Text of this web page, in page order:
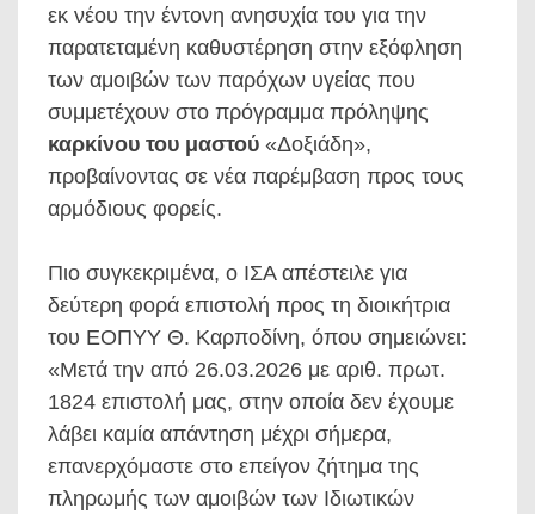
εκ νέου την έντονη ανησυχία του για την
παρατεταμένη καθυστέρηση στην εξόφληση
των αμοιβών των παρόχων υγείας που
συμμετέχουν στο πρόγραμμα πρόληψης
καρκίνου του μαστού «Δοξιάδη»,
προβαίνοντας σε νέα παρέμβαση προς τους
αρμόδιους φορείς.
Πιο συγκεκριμένα, ο ΙΣΑ απέστειλε για
δεύτερη φορά επιστολή προς τη διοικήτρια
του ΕΟΠΥΥ Θ. Καρποδίνη, όπου σημειώνει:
«Μετά την από 26.03.2026 με αριθ. πρωτ.
1824 επιστολή μας, στην οποία δεν έχουμε
λάβει καμία απάντηση μέχρι σήμερα,
επανερχόμαστε στο επείγον ζήτημα της
πληρωμής των αμοιβών των Ιδιωτικών